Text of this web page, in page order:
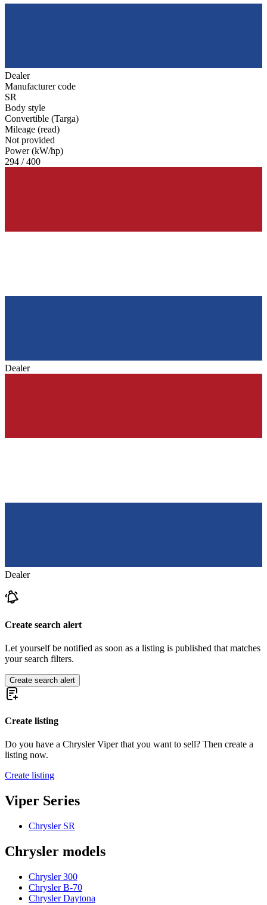
Dealer
Manufacturer code
SR
Body style
Convertible (Targa)
Mileage (read)
Not provided
Power (kW/hp)
294 / 400
Dealer
Dealer
Create search alert
Let yourself be notified as soon as a listing is published that matches
your search filters.
Create search alert
Create listing
Do you have a Chrysler Viper that you want to sell? Then create a
listing now.
Create listing
Viper Series
Chrysler SR
Chrysler models
Chrysler 300
Chrysler B-70
Chrysler Daytona